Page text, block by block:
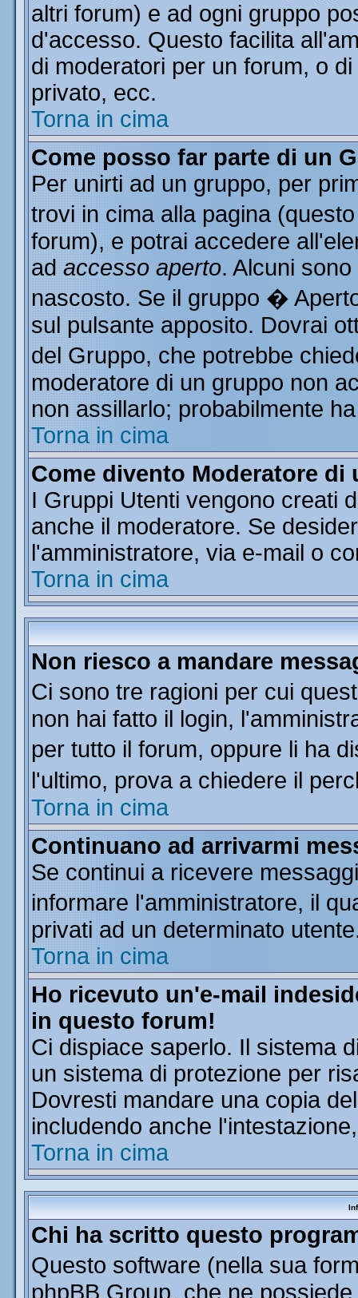
altri forum) e ad ogni gruppo
d'accesso. Questo facilita
di moderatori per un forum, o
privato, ecc.
Torna in cima
Come posso far parte di un
Per unirti ad un gruppo, per
trovi in cima alla pagina
forum), e potrai accedere
ad accesso aperto. Alcuni
nascosto. Se il gruppo �
sul pulsante apposito. Dovrai
del Gruppo, che potrebbe
moderatore di un gruppo non
non assillarlo; probabilmente
Torna in cima
Come divento Moderatore di
I Gruppi Utenti vengono creati
anche il moderatore. Se
l'amministratore, via e-mail o
Torna in cima
Non riesco a mandare
Ci sono tre ragioni per cui
non hai fatto il login,
per tutto il forum, oppure li ha
l'ultimo, prova a chiedere il
Torna in cima
Continuano ad arrivarmi
Se continui a ricevere
informare l'amministratore, il
privati ad un determinato
Torna in cima
Ho ricevuto un'e-mail
in questo forum!
Ci dispiace saperlo. Il sistema
un sistema di protezione per
Dovresti mandare una copia
includendo anche
Torna in cima
Chi ha scritto questo
Questo software (nella sua
phpBB Group, che ne